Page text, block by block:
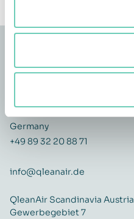
QleanAir Scandinavia
Germany
+49 89 32 20 88 71
info@qleanair.de
QleanAir Scandinavia Austria
Gewerbegebiet 7